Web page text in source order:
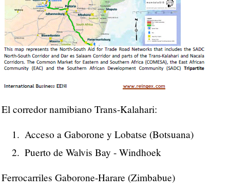
El corredor namibiano Trans-Kalahari:
Acceso a Gaborone y Lobatse (Botsuana)
Puerto de Walvis Bay - Windhoek
Ferrocarriles Gaborone-Harare (Zimbabue)